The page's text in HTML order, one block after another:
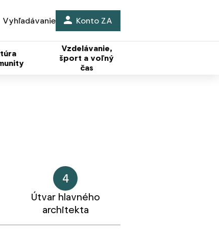
Vyhľadávanie Konto ZA
Vzdelávanie,
šport a voľný
čas
4
Útvar hlavného
architekta